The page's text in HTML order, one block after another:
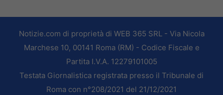
Notizie.com di proprietà di WEB 365 SRL - Via Nicola
Marchese 10, 00141 Roma (RM) - Codice Fiscale e
Partita I.V.A. 12279101005
Testata Giornalistica registrata presso il Tribunale di
Roma con n°208/2021 del 21/12/2021